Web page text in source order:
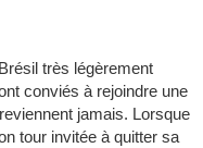
très légèrement
conviés à rejoindre une
jamais. Lorsque
tour invitée à quitter sa